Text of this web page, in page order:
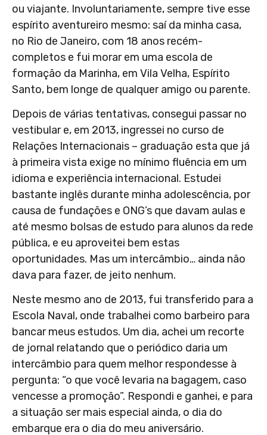
ou viajante. Involuntariamente, sempre tive esse
espírito aventureiro mesmo: saí da minha casa,
no Rio de Janeiro, com 18 anos recém-
completos e fui morar em uma escola de
formação da Marinha, em Vila Velha, Espírito
Santo, bem longe de qualquer amigo ou parente.
Depois de várias tentativas, consegui passar no
vestibular e, em 2013, ingressei no curso de
Relações Internacionais – graduação esta que já
à primeira vista exige no mínimo fluência em um
idioma e experiência internacional. Estudei
bastante inglês durante minha adolescência, por
causa de fundações e ONG’s que davam aulas e
até mesmo bolsas de estudo para alunos da rede
pública, e eu aproveitei bem estas
oportunidades. Mas um intercâmbio… ainda não
dava para fazer, de jeito nenhum.
Neste mesmo ano de 2013, fui transferido para a
Escola Naval, onde trabalhei como barbeiro para
bancar meus estudos. Um dia, achei um recorte
de jornal relatando que o periódico daria um
intercâmbio para quem melhor respondesse à
pergunta: “o que você levaria na bagagem, caso
vencesse a promoção”. Respondi e ganhei, e para
a situação ser mais especial ainda, o dia do
embarque era o dia do meu aniversário.